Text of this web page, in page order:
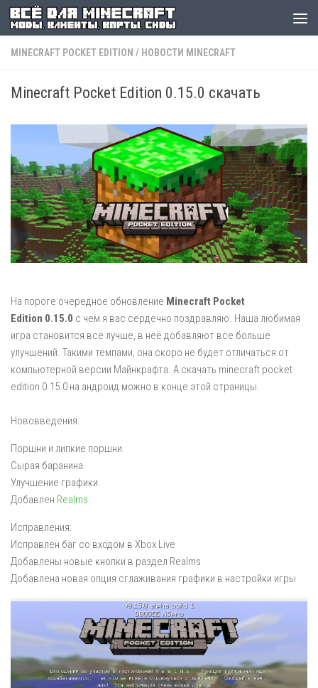
MINECRAFT POCKET EDITION / НОВОСТИ MINECRAFT
Minecraft Pocket Edition 0.15.0 скачать
На пороге очередное обновление Minecraft Pocket
Edition 0.15.0 с чем я вас сердечно поздравляю. Наша любимая
игра становится все лучше, в неё добавляют все больше
улучшений. Такими темпами, она скоро не будет отличаться от
компьютерной версии Майнкрафта. А скачать minecraft pocket
edition 0.15.0 на андроид можно в конце этой страницы.
Нововведения:
Поршни и липкие поршни.
Сырая баранина.
Улучшение графики.
Добавлен Realms.
Исправления:
Исправлен баг со входом в Xbox Live
Добавлены новые кнопки в раздел Realms
Добавлена новая опция сглаживания графики в настройки игры